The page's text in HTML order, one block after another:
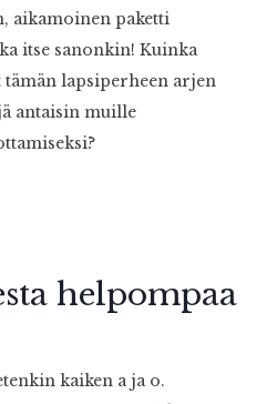
aikamoinen paketti
itse sanonkin! Kuinka
tämän lapsiperheen arjen
antaisin muille
helpompaa
kaiken a ja o.